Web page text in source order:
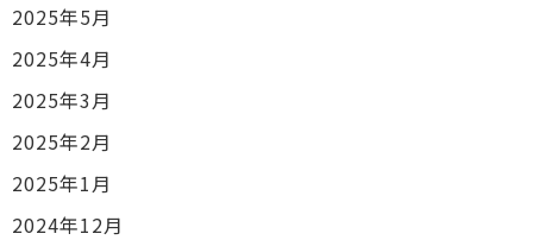
2025年5月
2025年4月
2025年3月
2025年2月
2025年1月
2024年12月